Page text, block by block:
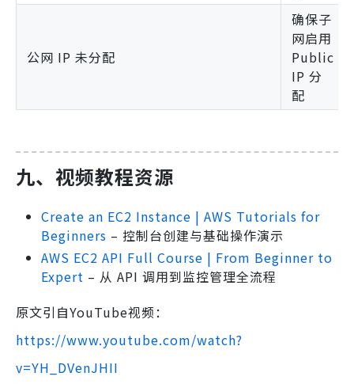
公网 IP 未分配
确保子
网启用
Public
IP 分
配
九、视频教程资源
Create an EC2 Instance | AWS Tutorials for
Beginners – 控制台创建与基础操作演示
AWS EC2 API Full Course | From Beginner to
Expert – 从 API 调用到监控管理全流程
原文引自YouTube视频：
https://www.youtube.com/watch?
v=YH_DVenJHII